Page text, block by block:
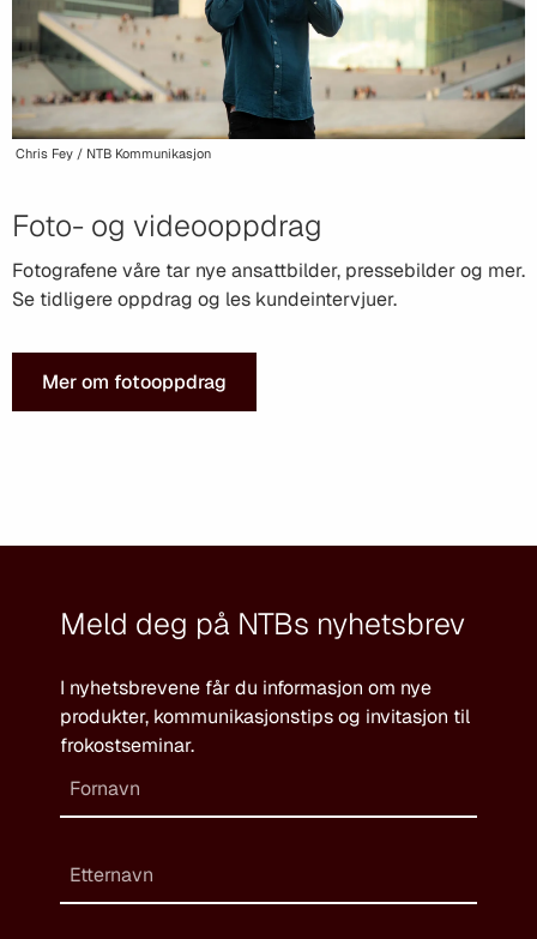
Foto- og videooppdrag
Fotografene våre tar nye ansattbilder, pressebilder og mer.
Se tidligere oppdrag og les kundeintervjuer.
Mer om fotooppdrag
Chris Fey / NTB Kommunikasjon
Meld deg på NTBs nyhetsbrev
I nyhetsbrevene får du informasjon om nye
produkter, kommunikasjonstips og invitasjon til
frokostseminar.